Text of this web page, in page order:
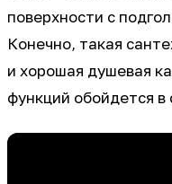
поверхности с
Конечно, такая
и хорошая душевая
функций обойдется в